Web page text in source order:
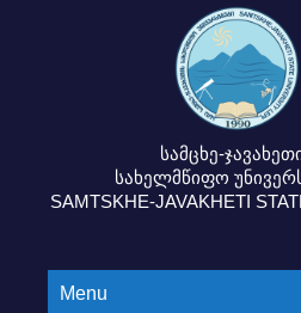
სამცხე-
სახელმწიფო
SAMTSKHE-JAVAKHETI
Menu